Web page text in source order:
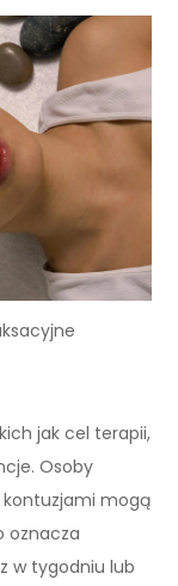
jak cel terapii,
Osoby
kontuzjami mogą
oznacza
w tygodniu lub